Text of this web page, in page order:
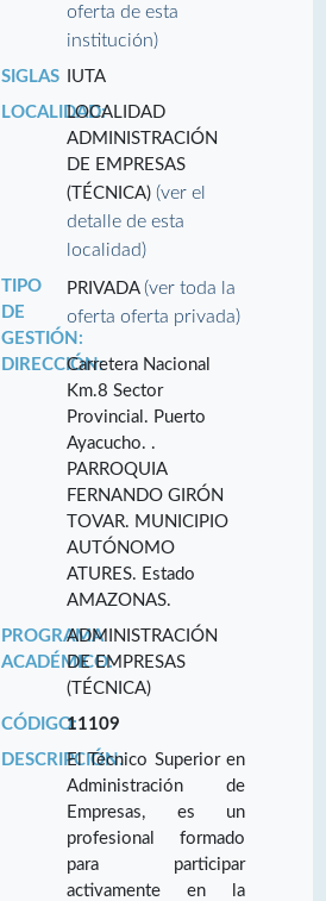
oferta de esta
institución)
SIGLAS
IUTA
LOCALIDAD:LOCALIDAD
ADMINISTRACIÓN
DE EMPRESAS
(TÉCNICA)(ver el
detalle de esta
localidad)
TIPO
DE
GESTIÓN:
PRIVADA(ver toda la
oferta oferta privada)
DIRECCIÓN:Carretera Nacional
Km.8 Sector
Provincial. Puerto
Ayacucho. .
PARROQUIA
FERNANDO GIRÓN
TOVAR. MUNICIPIO
AUTÓNOMO
ATURES. Estado
AMAZONAS.
PROGRAMA
ACADÉMICO:
ADMINISTRACIÓN
DE EMPRESAS
(TÉCNICA)
CÓDIGO:11109
DESCRIPCIÓN:El Técnico Superior en
Administración de
Empresas, es un
profesional formado
para participar
activamente en la